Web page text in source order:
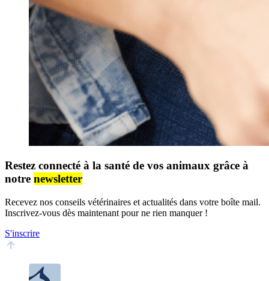
Restez connecté à la santé de vos animaux grâce à
notre newsletter
Recevez nos conseils vétérinaires et actualités dans votre boîte mail.
Inscrivez-vous dès maintenant pour ne rien manquer !
S'inscrire